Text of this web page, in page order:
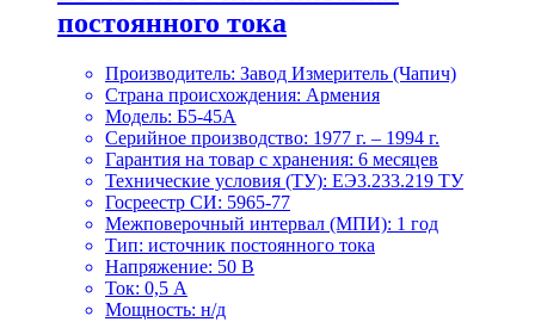
постоянного тока
Производитель: Завод Измеритель (Чапич)
Страна происхождения: Армения
Модель: Б5-45А
Серийное производство: 1977 г. – 1994 г.
Гарантия на товар с хранения: 6 месяцев
Технические условия (ТУ): ЕЭ3.233.219 ТУ
Госреестр СИ: 5965-77
Межповерочный интервал (МПИ): 1 год
Тип: источник постоянного тока
Напряжение: 50 В
Ток: 0,5 А
Мощность: н/д